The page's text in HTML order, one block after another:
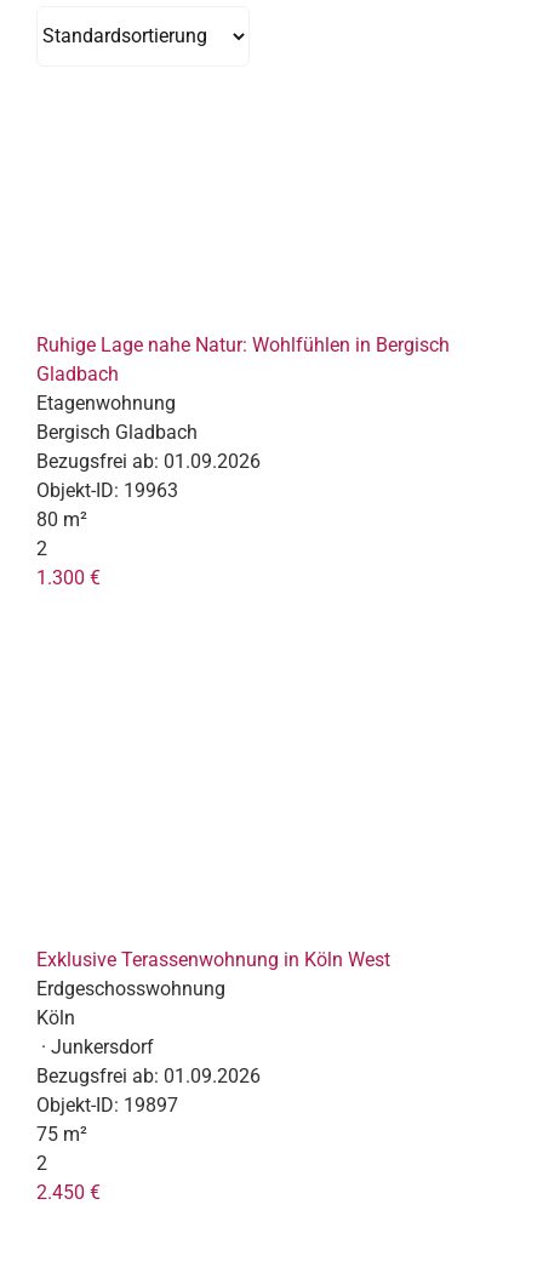
Ruhige Lage nahe Natur: Wohlfühlen in Bergisch
Gladbach
Etagenwohnung
Bergisch Gladbach
Bezugsfrei ab: 01.09.2026
Objekt-ID: 19963
80 m²
2
1.300 €
Exklusive Terassenwohnung in Köln West
Erdgeschosswohnung
Köln
· Junkersdorf
Bezugsfrei ab: 01.09.2026
Objekt-ID: 19897
75 m²
2
2.450 €